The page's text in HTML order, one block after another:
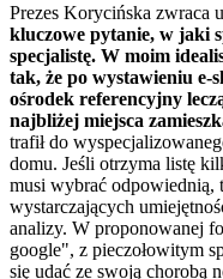
Prezes Korycińska zwraca
kluczowe pytanie, w jaki
specjalistę. W moim
tak, że po wystawieniu e-
ośrodek referencyjny
najbliżej miejsca
trafił do
domu. Jeśli otrzyma listę
musi wybrać odpowiednią,
wystarczających
analizy. W proponowanej
google", z pieczołowitym
się udać ze swoją